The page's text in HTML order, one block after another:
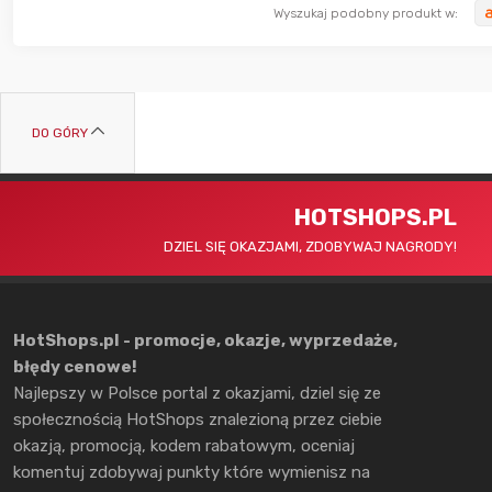
Wyszukaj podobny produkt w:
DO GÓRY
HOTSHOPS.PL
DZIEL SIĘ OKAZJAMI, ZDOBYWAJ NAGRODY!
HotShops.pl - promocje, okazje, wyprzedaże,
błędy cenowe!
Najlepszy w Polsce portal z okazjami, dziel się ze
społecznością HotShops znalezioną przez ciebie
okazją, promocją, kodem rabatowym, oceniaj
komentuj zdobywaj punkty które wymienisz na